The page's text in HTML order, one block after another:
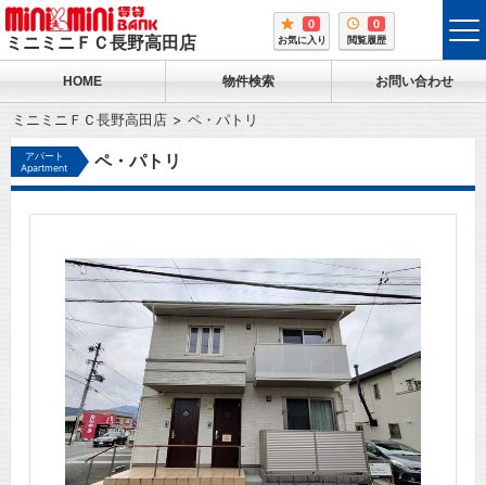
ミニミニＦＣ長野高田店
0
お気に入り
0
閲覧履歴
HOME 物件検索 お問い合わせ
ミニミニＦＣ長野高田店 ペ・パトリ
アパート
Apartment
ペ・パトリ